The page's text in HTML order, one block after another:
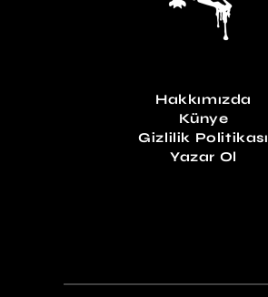
Hakkımızda
Künye
Gizlilik Politikası
Yazar Ol